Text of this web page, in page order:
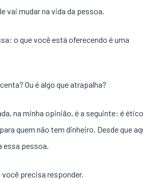
vai mudar na vida da pessoa.
o que você está oferecendo é uma
Ou é algo que atrapalha?
na minha opinião, é a seguinte: é
quem não tem dinheiro. Desde que
essa pessoa.
precisa responder.